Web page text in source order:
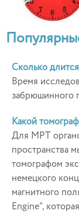
Сколько
Время
забрюшинного
Какой
Для МРТ
пространства
томографом
немецкого
магнитного
Engine”,